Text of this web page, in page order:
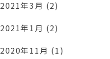
2021年3月 (2)
2021年1月 (2)
2020年11月 (1)